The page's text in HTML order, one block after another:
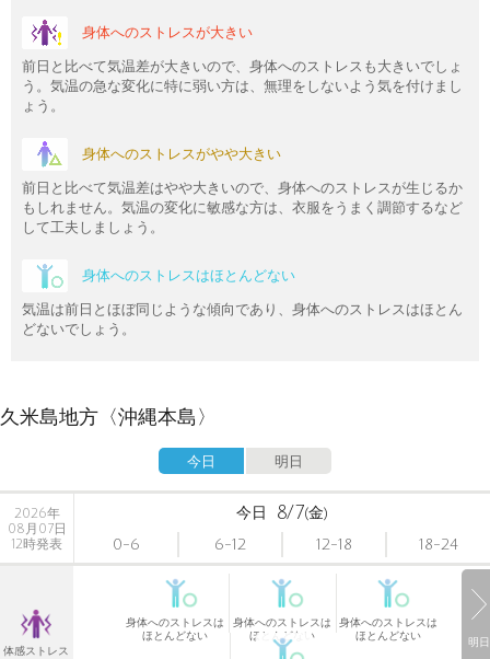
身体へのストレスが大きい
前日と比べて気温差が大きいので、身体へのストレスも大きいでしょ
う。気温の急な変化に特に弱い方は、無理をしないよう気を付けまし
ょう。
身体へのストレスがやや大きい
前日と比べて気温差はやや大きいので、身体へのストレスが生じるか
もしれません。気温の変化に敏感な方は、衣服をうまく調節するなど
して工夫しましょう。
身体へのストレスはほとんどない
気温は前日とほぼ同じような傾向であり、身体へのストレスはほとん
どないでしょう。
久米島地方〈沖縄本島〉
今日 明日
明日
2026年
08月07日
12時発表
今日 8/7(金)
0-6
6-12 12-18 18-24
体感ストレス
身体へのストレスは
ほとんどない
身体へのストレスは
ほとんどない
身体へのストレスは
ほとんどない